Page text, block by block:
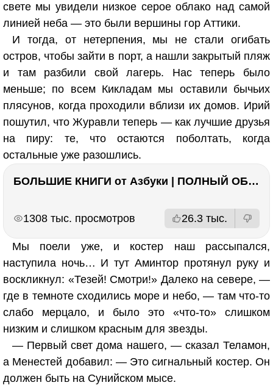
свете мы увидели низкое серое облако над самой
линией неба — это были вершины гор Аттики.
И тогда, от нетерпения, мы не стали огибать
остров, чтобы зайти в порт, а нашли закрытый пляж
и там разбили свой лагерь. Нас теперь было
меньше; по всем Кикладам мы оставили бычьих
плясунов, когда проходили вблизи их домов. Ирий
пошутил, что Журавли теперь — как лучшие друзья
на пиру: те, что остаются поболтать, когда
остальные уже разошлись.
БОЛЬШИЕ КНИГИ от Азбуки | ПОЛНЫЙ ОБЗОР | Моя коллекция 20+ книг ??
1308 тыс. просмотров 26.3 тыс.
Мы поели уже, и костер наш рассыпался,
наступила ночь… И тут Аминтор протянул руку и
воскликнул: «Тезей! Смотри!» Далеко на севере, —
где в темноте сходились море и небо, — там что-то
слабо мерцало, и было это «что-то» слишком
низким и слишком красным для звезды.
— Первый свет дома нашего, — сказал Теламон,
а Менестей добавил: — Это сигнальный костер. Он
должен быть на Сунийском мысе.